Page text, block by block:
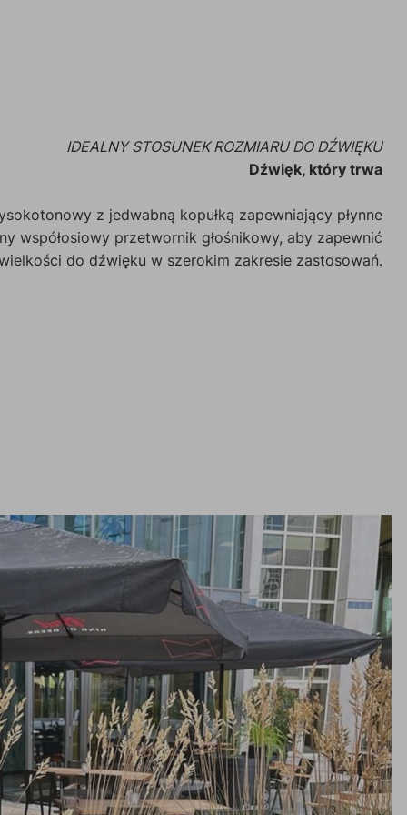
IDEALNY STOSUNEK ROZMIARU DO DŹWIĘKU
Dźwięk, który trwa
z jedwabną kopułką zapewniający płynne
współosiowy przetwornik głośnikowy, aby zapewnić
do dźwięku w szerokim zakresie zastosowań.